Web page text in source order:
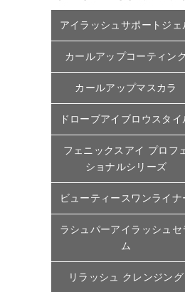
アイラッシュサポートジェ
カールアップコーティン
カールアップマスカラ
ドローブアイブロウスタイ
フェニックスアイ プロフ
ショナルシリーズ
ビューティースワンライナ
ラシュパーアイラッシュセ
ム
リラッシュ クレンジング